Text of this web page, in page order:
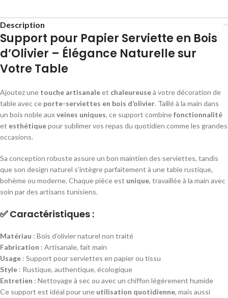
Description
Support pour Papier Serviette en Bois
d’Olivier – Élégance Naturelle sur
Votre Table
Ajoutez une touche artisanaleet chaleureuseà votre décoration de
table avec ce porte-serviettes en bois d’olivier. Taillé à la main dans
un bois noble auxveines uniques, ce support combinefonctionnalité
et esthétiquepour sublimer vos repas du quotidien comme les grandes
occasions.
Sa conception robuste assure un bon maintien des serviettes, tandis
que son design naturel s’intègre parfaitement à une table rustique,
bohème ou moderne. Chaque pièce est unique, travaillée à la main avec
soin par des artisans tunisiens.
✅Caractéristiques :
Matériau : Bois d’olivier naturel non traité
Fabrication : Artisanale, fait main
Usage : Support pour serviettes en papier ou tissu
Style : Rustique, authentique, écologique
Entretien : Nettoyage à sec ou avec un chiffon légèrement humide
Ce support est idéal pour une utilisation quotidienne, mais aussi